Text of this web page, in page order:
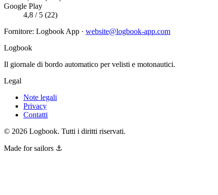
Google Play
4,8 / 5 (22)
Fornitore: Logbook App · website@logbook-app.com
Logbook
Il giornale di bordo automatico per velisti e motonautici.
Legal
Note legali
Privacy
Contatti
© 2026 Logbook. Tutti i diritti riservati.
Made for sailors ⚓